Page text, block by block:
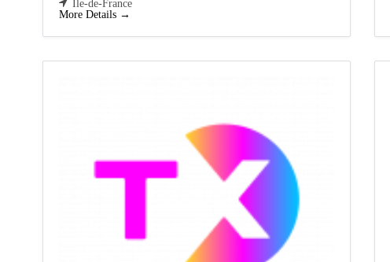
Ile-de-France
More Details